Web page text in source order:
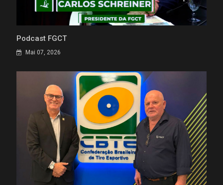
Podcast FGCT
Mai 07, 2026